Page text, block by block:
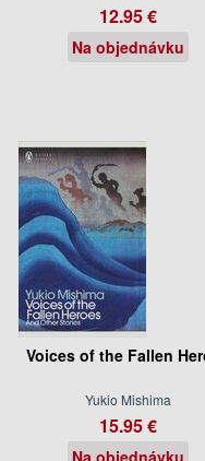
12.95 €
Na objednávku
Voices of the Fallen
Yukio Mishima
15.95 €
Na objednávku